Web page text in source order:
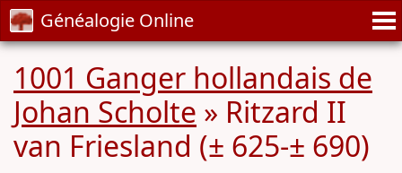
Généalogie Online
1001 Ganger hollandais de
Johan Scholte » Ritzard II
van Friesland (± 625-± 690)